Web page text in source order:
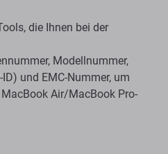
die Ihnen bei der
Modellnummer,
und EMC-Nummer, um
Air/MacBook Pro-